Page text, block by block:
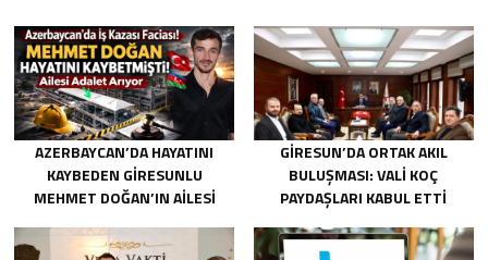
AZERBAYCAN’DA HAYATINI
KAYBEDEN GIRESUNLU
MEHMET DOĞAN’IN AILESI
GIRESUN’DA ORTAK AKIL
BULUŞMASI: VALI KOÇ
PAYDAŞLARI KABUL ETTI